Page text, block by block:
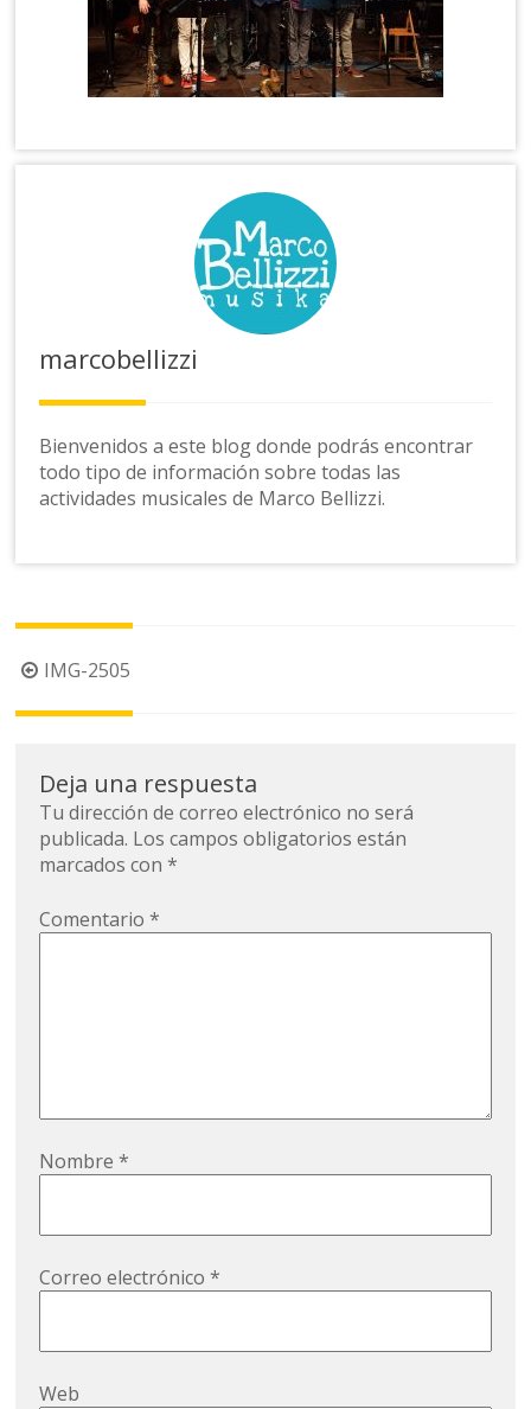
marcobellizzi
Bienvenidos a este blog donde podrás encontrar
todo tipo de información sobre todas las
actividades musicales de Marco Bellizzi.
Navegación
de
IMG-2505
Deja una respuesta
Tu dirección de correo electrónico no será
publicada. Los campos obligatorios están
marcados con*
Comentario*
Nombre*
Correo electrónico*
Web